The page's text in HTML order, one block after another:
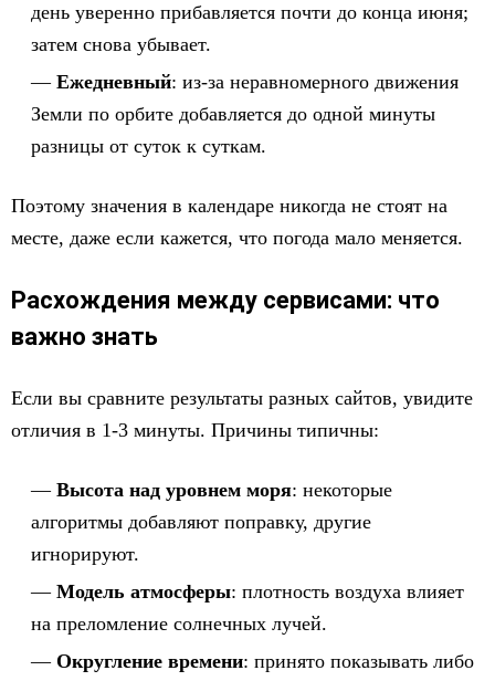
день уверенно прибавляется почти до конца июня;
затем снова убывает.
Ежедневный: из-за неравномерного движения
Земли по орбите добавляется до одной минуты
разницы от суток к суткам.
Поэтому значения в календаре никогда не стоят на
месте, даже если кажется, что погода мало меняется.
Расхождения между сервисами: что
важно знать
Если вы сравните результаты разных сайтов, увидите
отличия в 1-3 минуты. Причины типичны:
Высота над уровнем моря: некоторые
алгоритмы добавляют поправку, другие
игнорируют.
Модель атмосферы: плотность воздуха влияет
на преломление солнечных лучей.
Округление времени: принято показывать либо